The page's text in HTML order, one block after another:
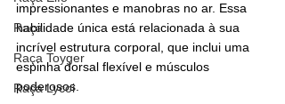
Raça
Raça Toyger
Raça Lycoi
impressionantes e manobras no ar. Essa
habilidade única está relacionada à sua
incrível estrutura corporal, que inclui uma
espinha dorsal flexível e músculos
poderosos.